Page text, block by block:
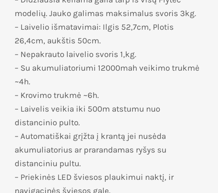
modelių. Jauko galimas maksimalus svoris 3kg.
– Laivelio išmatavimai: Ilgis 52,7cm, Plotis
26,4cm, aukštis 50cm.
– Nepakrauto laivelio svoris 1,kg.
– Su akumuliatoriumi 12000mah veikimo trukmė
~4h.
– Krovimo trukmė ~6h.
– Laivelis veikia iki 500m atstumu nuo
distancinio pulto.
– Automatiškai grįžta į krantą jei nusėda
akumuliatorius ar prarandamas ryšys su
distanciniu pultu.
– Priekinės LED šviesos plaukimui naktį, ir
navigacinės šviesos gale.